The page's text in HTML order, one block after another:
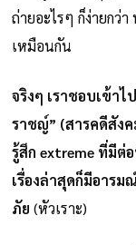
ถ่ายอะไรๆ ก็ง่ายกว่
เหมือนกัน
จริงๆ เราชอบเข้า
ราชญ์” (สารคดีสัง
รู้สึก extreme ที่มีต่
เรื่องล่าสุดก็มีอารม
ภัย (หัวเราะ)